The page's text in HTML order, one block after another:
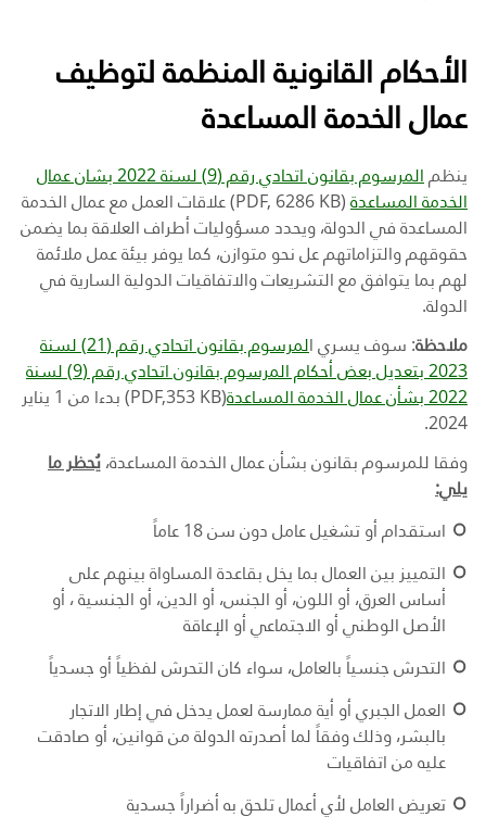
الأحكام القانونية المنظمة لتوظيف
عمال الخدمة المساعدة
ينظم ال
مرسوم بقانون اتحادي رقم (9) لسنة 2022 بشان عمال
الخدمة المساعدة (
PDF, 6286 KB) علاقات العمل مع عمال الخدمة
المساعدة في الدولة، ويحدد مسؤوليات أطراف العلاقة بما يضمن
حقوقهم والتزاماتهم عل نحو متوازن، كما يوفر بيئة عمل ملائمة
لهم بما يتوافق مع التشريعات والاتفاقيات الدولية السارية في
الدولة.
ملاحظة: سوف يسري ال
مرسوم بقانون اتحادي رقم (21) لسنة
2023 بتعديل بعض أحكام المرسوم بقانون اتحادي رقم (9) لسنة
2022 بشأن عمال الخدمة المساعدة
(
353 KB
PDF,
) بدءا من 1 يناير
2024.
وفقا للمرسوم بقانون بشأن عمال الخدمة المساعدة، يُحظر ما
يلي:
استقدام أو تشغيل عامل دون سن 18 عاماً
التمييز بين العمال بما يخل بقاعدة المساواة بينهم على
أساس العرق، أو اللون، أو الجنس، أو الدين، أو الجنسية ، أو
الأصل الوطني أو الاجتماعي أو الإعاقة
التحرش جنسياً بالعامل، سواء كان التحرش لفظياً أو جسدياً
العمل الجبري أو أية ممارسة لعمل يدخل في إطار الاتجار
بالبشر، وذلك وفقاً لما أصدرته الدولة من قوانين، أو صادقت
عليه من اتفاقيات
تعريض العامل لأي أعمال تلحق به أضراراً جسدية